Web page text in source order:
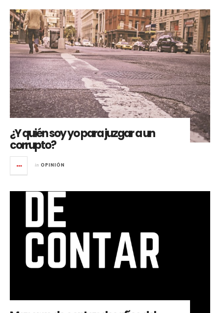
¿Y quién soy yo para juzgar a un
corrupto?
in OPINIÓN